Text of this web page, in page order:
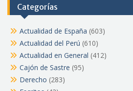
Categorías
Actualidad de España (603)
Actualidad del Perú (610)
Actualidad en General (412)
Cajón de Sastre (95)
Derecho (283)